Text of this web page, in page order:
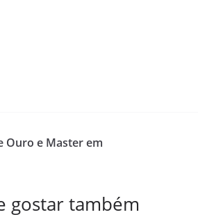
Ouro e Master em
gostar também